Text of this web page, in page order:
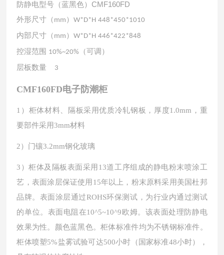
防静电型号（蓝黑色）CMF160FD
外形尺寸（ mm ）W*D*H 448*450*1010
内部尺寸（ mm ）W*D*H 446*422*848
控湿范围 10%~20%
（可调）
层板数量 3
CMF160FD电子防潮柜
1）柜体材料、隔板采用优质冷轧钢板，厚度1.0mm，重
要部件采用3mm材料
2）门镶3.2mm钢化玻璃
3 ）柜体及隔板表面采用13道工序组成的静电粉末喷涂工
艺，表面涂层保证使用15年以上，粉末原料采用美国杜邦
品牌。表面涂层通过ROHS环保测试，为行业内通过测试
的单位。表面电阻在10^5~10^9欧姆。该表面处理防静电
效果为性。颜色蓝黑色。柜体标准件均为不锈钢标准件。
柜体喷塑5%盐雾试验可达500小时（国家标准48小时），